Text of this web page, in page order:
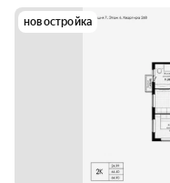
новостройка